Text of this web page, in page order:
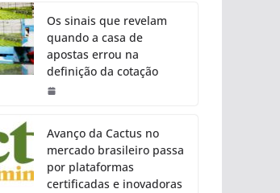
Os sinais que revelam
quando a casa de
apostas errou na
definição da cotação
Avanço da Cactus no
mercado brasileiro passa
por plataformas
certificadas e inovadoras